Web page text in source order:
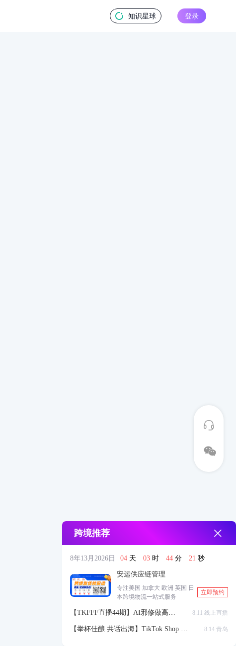
知识星球 登录
跨境推荐
8年13月2026日 04 天 03 时 44 分 21 秒
安运供应链管理
专注美国 加拿大 欧洲 英国 日
本跨境物流一站式服务
立即预约
【TKFFF直播44期】AI邪修做高点
带货视频
8.11 线上直播
【举杯佳酿 共话出海】TikTok Shop 全
8.14 青岛